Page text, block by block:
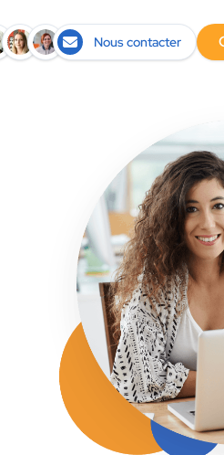
Nous contacter